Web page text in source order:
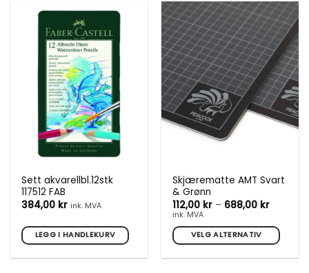
varianter.
Alternativene
kan
velges
produktsiden
har
flere
varianter.
Alternativene
kan
velges
på
produktsiden
Sett akvarellbl.12stk
117512 FAB
384,00 kr ink. MVA
LEGG I HANDLEKURV
Skjærematte AMT Svart
& Grønn
112,00 kr – 688,00 kr
688,00
ink. MVA
VELG ALTERNATIV